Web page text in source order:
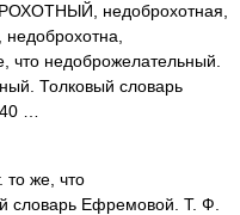
недоброхотная,
что недоброжелательный.
Толковый словарь
…
то же, что
словарь Ефремовой. Т. Ф.